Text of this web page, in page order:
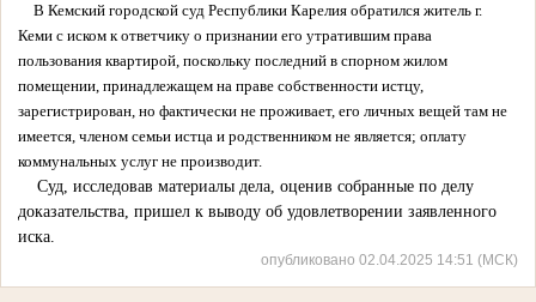
В Кемский городской суд Республики Карелия обратился житель г.
Кеми с иском к ответчику о признании его утратившим права
пользования квартирой, поскольку последний в спорном жилом
помещении, принадлежащем на праве собственности истцу,
зарегистрирован, но фактически не проживает, его личных вещей там не
имеется, членом семьи истца и родственником не является; оплату
коммунальных услуг не производит.
Суд, исследовав материалы дела, оценив собранные по делу
доказательства, пришел к выводу об удовлетворении заявленного
иска.
опубликовано 02.04.2025 14:51 (МСК)